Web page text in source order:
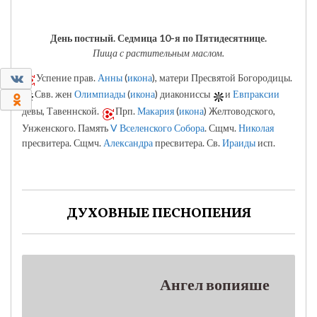
0
0
День постный.Седмица 10-я по Пятидесятнице.
Пища с растительным маслом.
Успение прав. Анны(икона), матери Пресвятой Богородицы.
Свв. жен Олимпиады(икона) диакониссы и Евпраксии
девы, Тавеннской.
Прп.Макария(икона) Желтоводского,
Унженского. ПамятьV Вселенского Собора. Сщмч.Николая
пресвитера. Сщмч. Александрапресвитера. Св.Ираидыисп.
ДУХОВНЫЕ ПЕСНОПЕНИЯ
Ангел вопияше